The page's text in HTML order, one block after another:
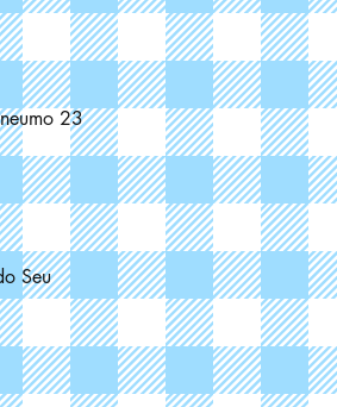
23
Seu